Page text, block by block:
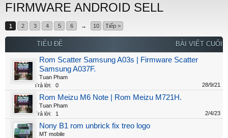
FIRMWARE ANDROID SELL
1 2 3 4 5 6 → 10 Tiếp >
TIÊU ĐỀ BÀI VIẾT CUỐI
Rom Scatter Samsung A03s | Firmware Scatter
Samsung A037F.
Tuan Pham
Trả lời:
0 28/9/21
Rom Meizu M6 Note | Rom Meizu M721H.
Tuan Pham
Trả lời:
1 2/4/23
Nony B1 rom unbrick fix treo logo
MT mobile